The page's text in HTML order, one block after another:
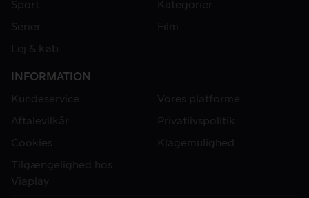
Sport
Kategorier
Serier
Film
Lej & køb
INFORMATION
Kundeservice
Vores platforme
Aftalevilkår
Privatlivspolitik
Cookies
Klagemulighed
Tilgængelighed hos
Viaplay